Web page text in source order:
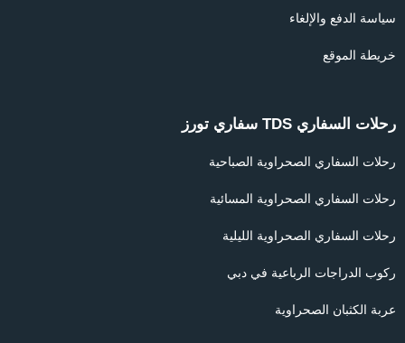
سياسة الدفع والإلغاء
خريطة الموقع
رحلات السفاري TDS سفاري تورز
رحلات السفاري الصحراوية الصباحية
رحلات السفاري الصحراوية المسائية
رحلات السفاري الصحراوية الليلية
ركوب الدراجات الرباعية في دبي
عربة الكثبان الصحراوية